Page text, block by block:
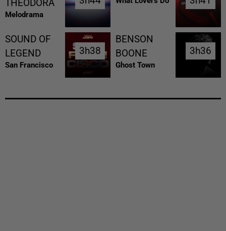
THEODORA
Melodrama
SOUND OF
LEGEND
San Francisco
3h38
3h38
BENSON
BOONE
Ghost Town
3h36
3h36